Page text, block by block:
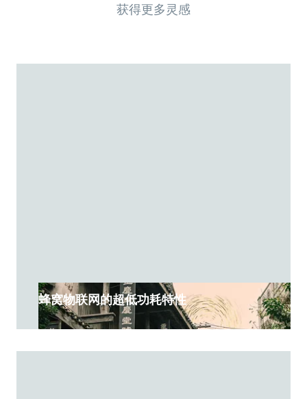
获得更多灵感
蜂窝物联网的超低功耗特性